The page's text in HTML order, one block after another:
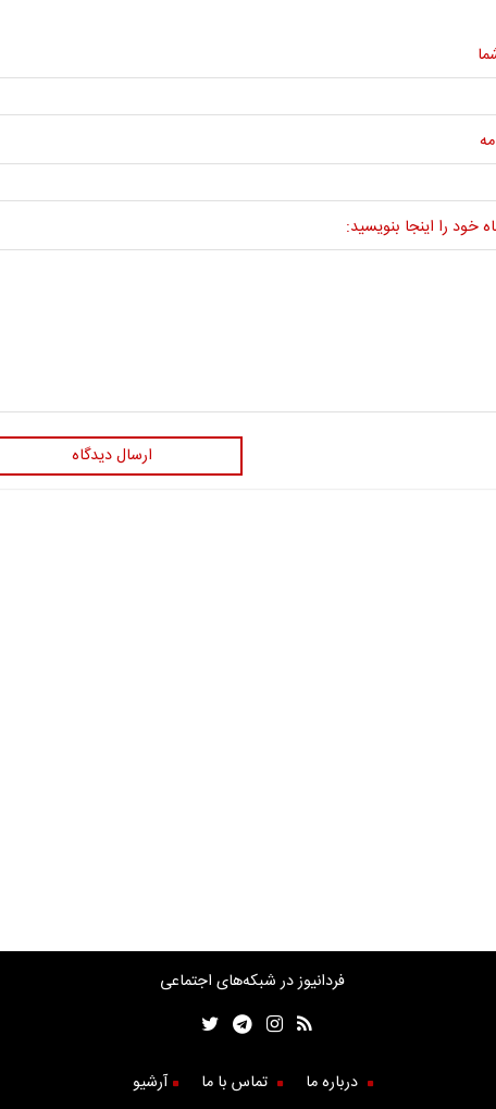
خود را اینجا بنویسید:
ارسال دیدگاه
فردانیوز در شبکه‌های اجتماعی
درباره ما تماس با ما آرشیو